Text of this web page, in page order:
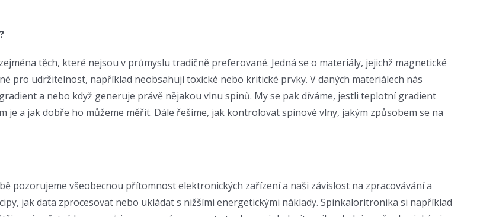
těch, které nejsou v průmyslu tradičně preferované. Jedná se o materiály, jejichž magnetické
pro udržitelnost, například neobsahují toxické nebo kritické prvky. V daných materiálech nás
a nebo když generuje právě nějakou vlnu spinů. My se pak díváme, jestli teplotní gradient
a jak dobře ho můžeme měřit. Dále řešíme, jak kontrolovat spinové vlny, jakým způsobem se na
pozorujeme všeobecnou přítomnost elektronických zařízení a naši závislost na zpracovávání a
jak data zprocesovat nebo ukládat s nižšími energetickými náklady. Spinkaloritronika si například